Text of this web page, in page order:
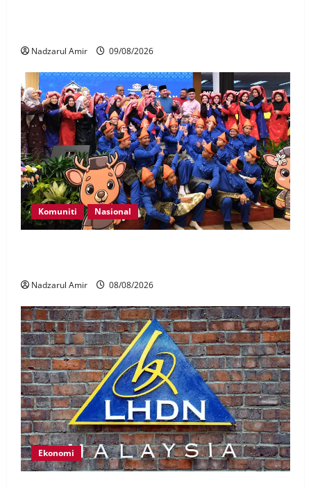
Nadzarul Amir 09/08/2026
Komuniti Nasional
Nadzarul Amir 08/08/2026
Ekonomi